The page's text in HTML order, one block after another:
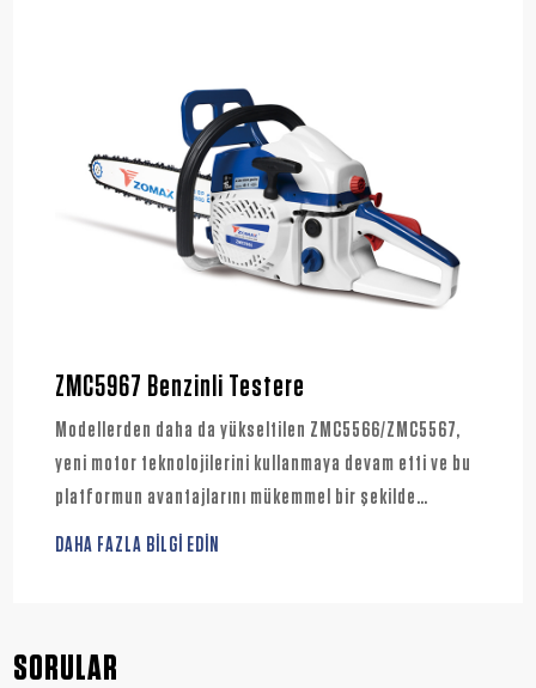
ZMC5967 Benzinli Testere
Modellerden daha da yükseltilen ZMC5566/ZMC5567,
yeni motor teknolojilerini kullanmaya devam etti ve bu
platformun avantajlarını mükemmel bir şekilde
devraldı.
DAHA FAZLA BİLGİ EDİN
SORULAR